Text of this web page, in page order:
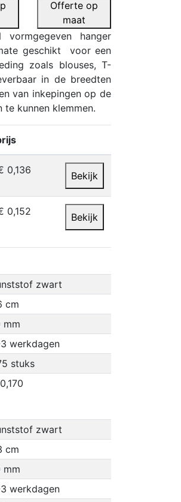
Offerte op
maat
hanger
geschikt voor een
zoals blouses, T-
in de breedten
van inkepingen op de
te kunnen klemmen.
0,136 Bekijk
0,152 Bekijk
zwart
cm
mm
werkdagen
stuks
zwart
cm
mm
werkdagen